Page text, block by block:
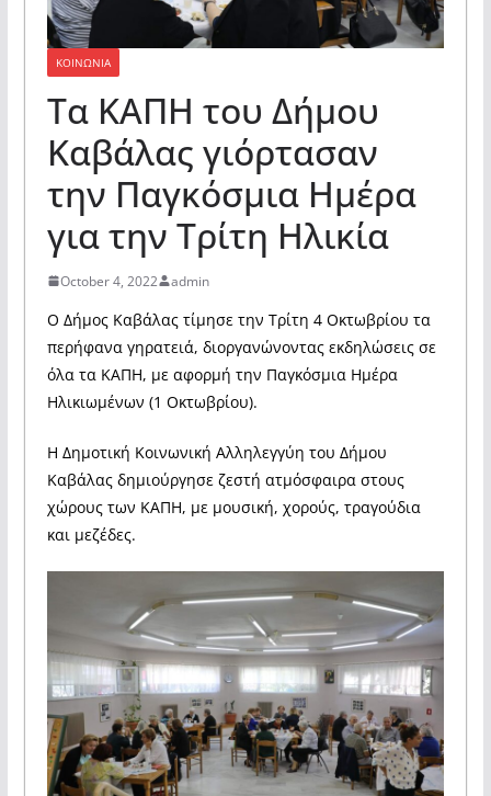
ΚΟΙΝΩΝΙΑ
Τα ΚΑΠΗ του Δήμου
Καβάλας γιόρτασαν
την Παγκόσμια Ημέρα
για την Τρίτη Ηλικία
October 4, 2022 admin
Ο Δήμος Καβάλας τίμησε την Τρίτη 4 Οκτωβρίου τα
περήφανα γηρατειά, διοργανώνοντας εκδηλώσεις σε
όλα τα ΚΑΠΗ, με αφορμή την Παγκόσμια Ημέρα
Ηλικιωμένων (1 Οκτωβρίου).
Η Δημοτική Κοινωνική Αλληλεγγύη του Δήμου
Καβάλας δημιούργησε ζεστή ατμόσφαιρα στους
χώρους των ΚΑΠΗ, με μουσική, χορούς, τραγούδια
και μεζέδες.